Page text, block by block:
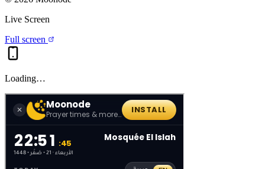
Live Screen
Full screen
Loading…